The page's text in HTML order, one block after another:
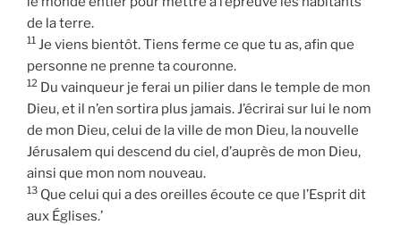
de la terre.
11 Je viens bientôt. Tiens ferme ce que tu as, afin que
personne ne prenne ta couronne.
12 Du vainqueur je ferai un pilier dans le temple de mon
Dieu, et il n’en sortira plus jamais. J’écrirai sur lui le nom
de mon Dieu, celui de la ville de mon Dieu, la nouvelle
Jérusalem qui descend du ciel, d’auprès de mon Dieu,
ainsi que mon nom nouveau.
13 Que celui qui a des oreilles écoute ce que l’Esprit dit
aux Églises.’